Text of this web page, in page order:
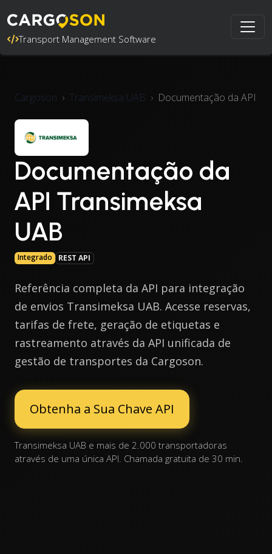
Transport Management Software
Cargoson Transimeksa UAB Documentação da API
Documentação da
API Transimeksa
UAB
Integrado REST API
Referência completa da API para integração
de envios Transimeksa UAB. Acesse reservas,
tarifas de frete, geração de etiquetas e
rastreamento através da API unificada de
gestão de transportes da Cargoson.
Obtenha a Sua Chave API
Transimeksa UAB e mais de 2.000 transportadoras
através de uma única API. Chamada gratuita de 30 min.